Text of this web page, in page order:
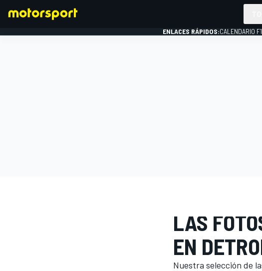
ENLACES RÁPIDOS:CALENDARIO
LAS
EN
Nuestra selección de